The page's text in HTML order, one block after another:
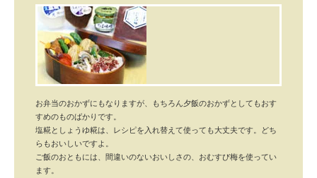
お弁当のおかずにもなりますが、もちろん夕飯のおかずとしてもおす
すめのものばかりです。
塩糀としょうゆ糀は、レシピを入れ替えて使っても大丈夫です。どち
らもおいしいですよ。
ご飯のおともには、間違いのないおいしさの、おむすび梅を使ってい
ます。